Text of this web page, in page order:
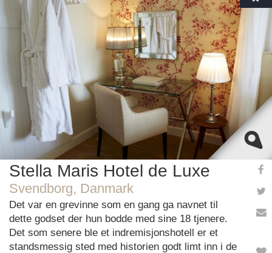
This page can't load Google Maps correctly.
Do you own this website?
OK
Stella Maris Hotel de Luxe
Svendborg, Danmark
Det var en grevinne som en gang ga navnet til
dette godset der hun bodde med sine 18 tjenere.
Det som senere ble et indremisjonshotell er et
standsmessig sted med historien godt limt inn i de